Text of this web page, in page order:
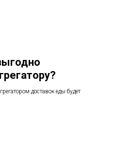
доставок еды будет